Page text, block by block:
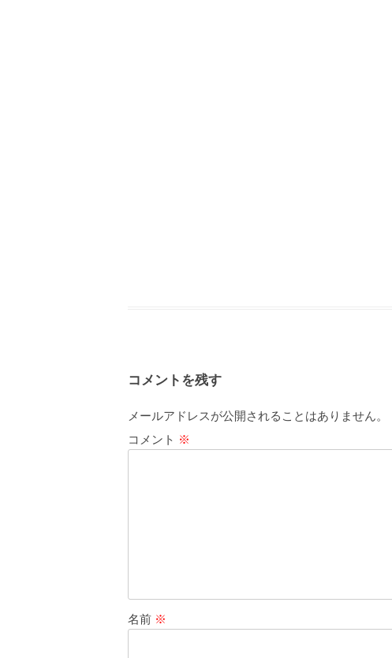
コメントを残す
メールアドレスが公開されることはありません。
コメント ※
名前 ※